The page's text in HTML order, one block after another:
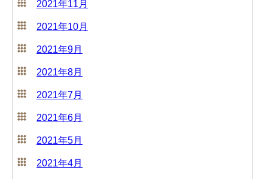
2021年11月
2021年10月
2021年9月
2021年8月
2021年7月
2021年6月
2021年5月
2021年4月